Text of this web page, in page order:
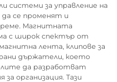
системи за управление на
се променят и
Магнитната
с широк спектър от
лента, клипове за
държатели, което
да разработват
организация. Тази